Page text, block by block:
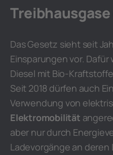
Das Gesetz sieht seit
Einsparungen vor.
Diesel mit Bio-
Seit 2018 dürfen auch
Verwendung von
Elektromobilität
aber nur durch
Ladevorgänge an deren